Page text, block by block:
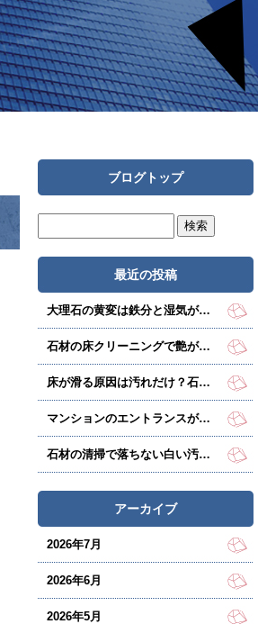
ブログトップ
最近の投稿
大理石の黄変は鉄分と湿気が原因？放置で悪化する前に
石材の床クリーニングで艶が戻らない理由とは？
床が滑る原因は汚れだけ？石材床の防滑処理で事故を防ぐ
マンションのエントランスがくすむ原因は、床石の劣化かも？
石材の清掃で落ちない白い汚れ、実は白華かも？
アーカイブ
2026年7月
2026年6月
2026年5月